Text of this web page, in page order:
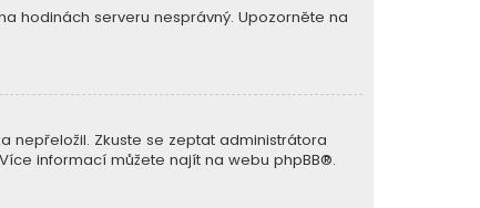
hodinách serveru nesprávný. Upozorněte na
nepřeložil. Zkuste se zeptat administrátora
informací můžete najít na webu phpBB®.